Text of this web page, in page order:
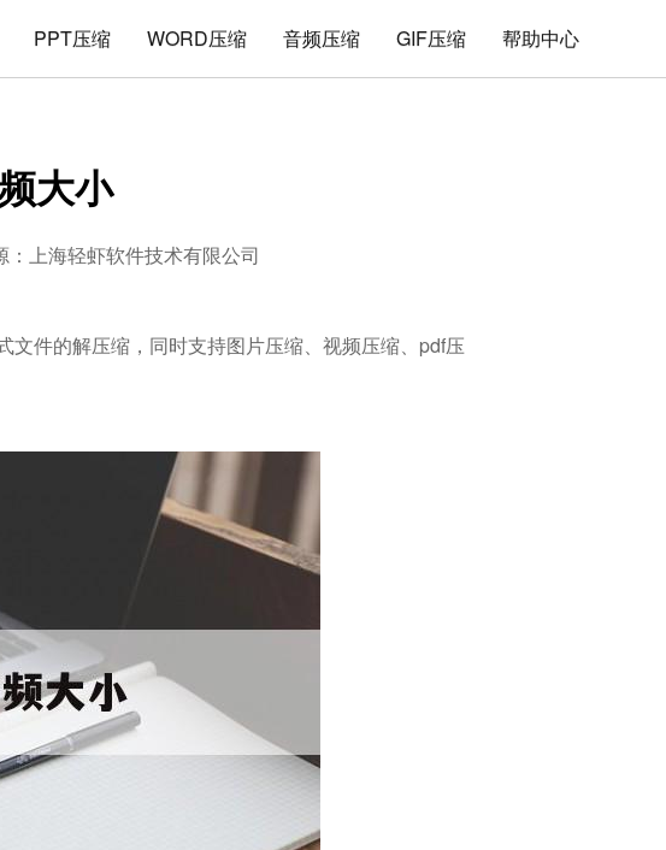
PPT压缩 WORD压缩 音频压缩 GIF压缩 帮助中心
大小
：上海轻虾软件技术有限公司
件的解压缩，同时支持图片压缩、视频压缩、pdf压